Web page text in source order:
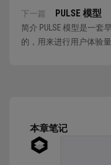
首先，我们需要明确
个目标可以是用户体
完成某个任务；也可
的目标，这也是一
一目标的机会。
某个局部的流程
下一篇 PULSE 模型
简介 PULSE 模型是一套
的，用来进行用户体验
本章笔记